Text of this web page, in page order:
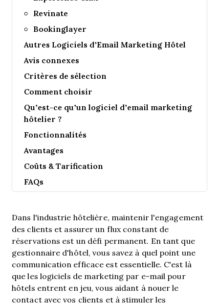
Revinate
Bookinglayer
Autres Logiciels d’Email Marketing Hôtel
Avis connexes
Critères de sélection
Comment choisir
Qu’est-ce qu’un logiciel d’email marketing
hôtelier ?
Fonctionnalités
Avantages
Coûts & Tarification
FAQs
Dans l'industrie hôtelière, maintenir l'engagement
des clients et assurer un flux constant de
réservations est un défi permanent. En tant que
gestionnaire d'hôtel, vous savez à quel point une
communication efficace est essentielle. C'est là
que les logiciels de marketing par e-mail pour
hôtels entrent en jeu, vous aidant à nouer le
contact avec vos clients et à stimuler les